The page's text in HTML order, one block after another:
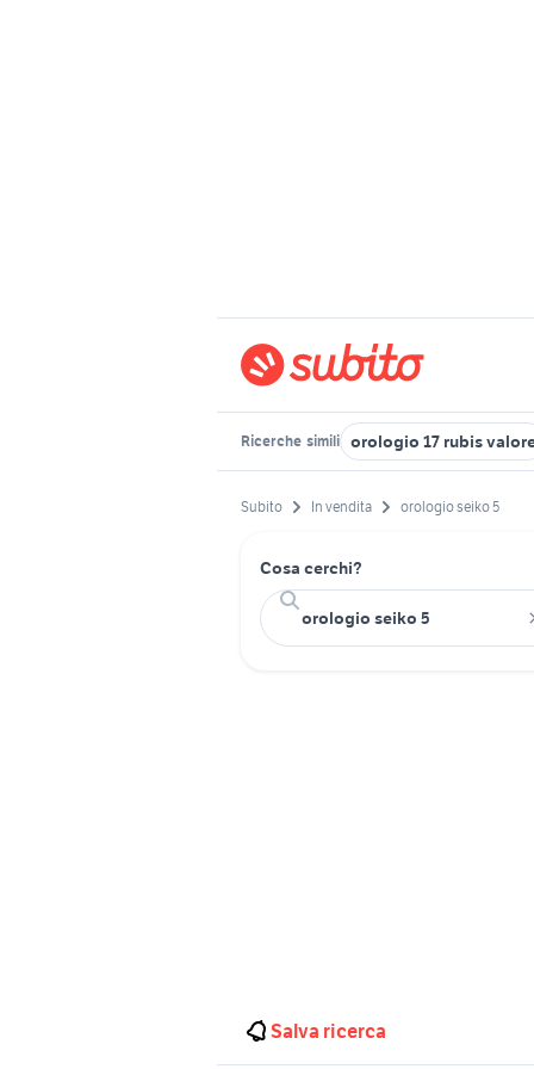
Ricerche simili orologio 17 rubis
Subito In vendita orologio seiko 5
Cosa cerchi?
Salva ricerca